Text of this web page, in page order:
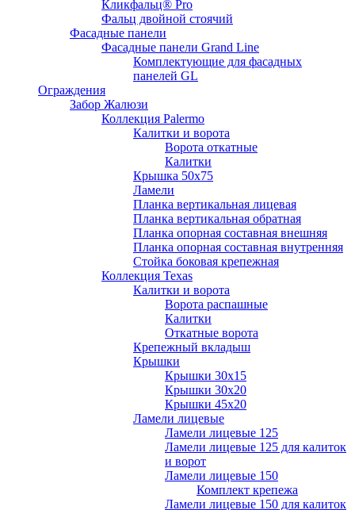
Кликфальц® Pro
Фальц двoйной стоячий
Фасадные панели
Фасадные панели Grand Line
Комплектующие для фасадных
панелей GL
Ограждения
Забор Жалюзи
Коллекция Palermo
Калитки и ворота
Ворота откатные
Калитки
Крышка 50х75
Ламели
Планка вертикальная лицевая
Планка вертикальная обратная
Планка опорная составная внешняя
Планка опорная составная внутренняя
Стойка боковая крепежная
Коллекция Texas
Калитки и ворота
Ворота распашные
Калитки
Откатные ворота
Крепежный вкладыш
Крышки
Крышки 30х15
Крышки 30х20
Крышки 45х20
Ламели лицевые
Ламели лицевые 125
Ламели лицевые 125 для калиток
и ворот
Ламели лицевые 150
Комплект крепежа
Ламели лицевые 150 для калиток